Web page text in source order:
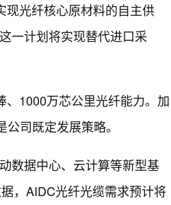
现光纤核心原材料的自主供
一计划将实现替代进口采
1000万芯公里光纤能力。加
司既定发展策略。
数据中心、云计算等新型基
，AIDC光纤光缆需求预计将